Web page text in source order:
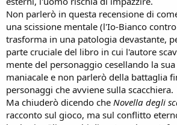
Non parlerò in questa recensione di
una scissione mentale (l'Io-Bianco
trasforma in una patologia devastante,
parte cruciale del libro in cui l'autore
mente del personaggio cesellando la
maniacale e non parlerò della battaglia
personaggi che avviene sulla scacchiera.
Ma chiuderò dicendo che Novella degli
racconto sul gioco, ma sul conflitto